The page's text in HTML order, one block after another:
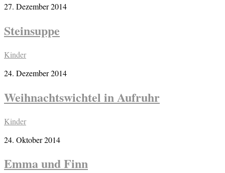
27. Dezember 2014
Steinsuppe
Kinder
24. Dezember 2014
Weihnachtswichtel in Aufruhr
Kinder
24. Oktober 2014
Emma und Finn